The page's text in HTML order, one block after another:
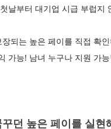
날부터 대기업 시급 부럽지
되는 높은 페이를 직접 확
가능! 남녀 누구나 지원 가
던 높은 페이를 실